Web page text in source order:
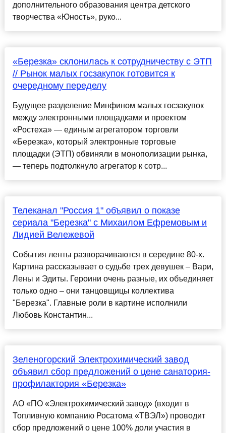
дополнительного образования центра детского
творчества «Юность», руко...
«Березка» склонилась к сотрудничеству с ЭТП
// Рынок малых госзакупок готовится к
очередному переделу
Будущее разделение Минфином малых госзакупок
между электронными площадками и проектом
«Ростеха» — единым агрегатором торговли
«Березка», который электронные торговые
площадки (ЭТП) обвиняли в монополизации рынка,
— теперь подтолкнуло агрегатор к сотр...
Телеканал "Россия 1" объявил о показе
сериала "Березка" с Михаилом Ефремовым и
Лидией Вележевой
События ленты разворачиваются в середине 80-х.
Картина рассказывает о судьбе трех девушек – Вари,
Лены и Эдиты. Героини очень разные, их объединяет
только одно – они танцовщицы коллектива
"Березка". Главные роли в картине исполнили
Любовь Константин...
Зеленогорский Электрохимический завод
объявил сбор предложений о цене санатория-
профилактория «Березка»
АО «ПО «Электрохимический завод» (входит в
Топливную компанию Росатома «ТВЭЛ») проводит
сбор предложений о цене 100% доли участия в